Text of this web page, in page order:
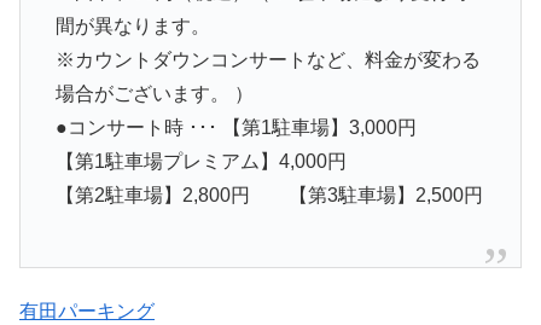
間が異なります。
※カウントダウンコンサートなど、料金が変わる
場合がございます。 ）
●コンサート時 ･･･ 【第1駐車場】3,000円
【第1駐車場プレミアム】4,000円
【第2駐車場】2,800円 【第3駐車場】2,500円
有田パーキング